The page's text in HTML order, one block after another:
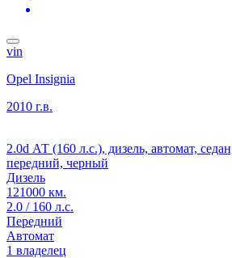
vin
Opel Insignia
2010 г.в.
2.0d АТ (160 л.с.), дизель, автомат,
передний, черный
Дизель
121000 км.
2.0 / 160 л.с.
Передний
Автомат
1 владелец